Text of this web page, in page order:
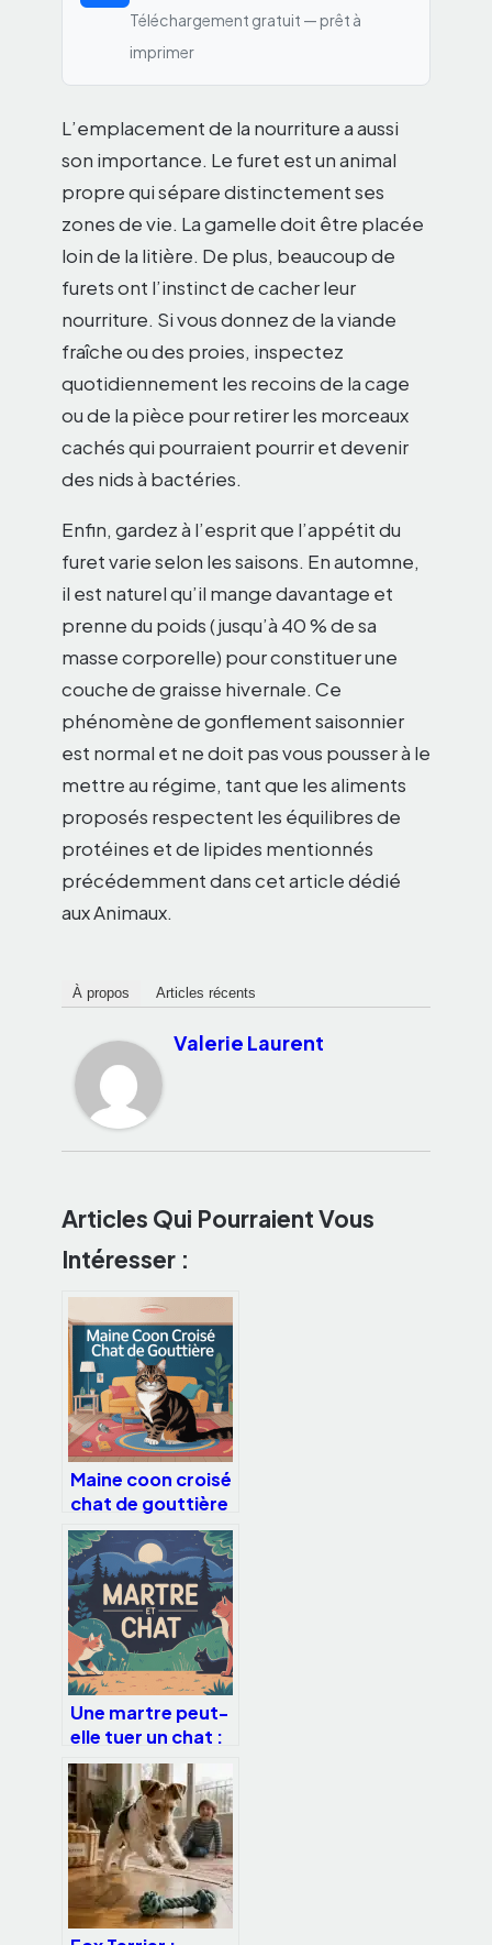
Téléchargement gratuit — prêt à
imprimer
L’emplacement de la nourriture a aussi
son importance. Le furet est un animal
propre qui sépare distinctement ses
zones de vie. La gamelle doit être placée
loin de la litière. De plus, beaucoup de
furets ont l’instinct de cacher leur
nourriture. Si vous donnez de la viande
fraîche ou des proies, inspectez
quotidiennement les recoins de la cage
ou de la pièce pour retirer les morceaux
cachés qui pourraient pourrir et devenir
des nids à bactéries.
Enfin, gardez à l’esprit que l’appétit du
furet varie selon les saisons. En automne,
il est naturel qu’il mange davantage et
prenne du poids (jusqu’à 40 % de sa
masse corporelle) pour constituer une
couche de graisse hivernale. Ce
phénomène de gonflement saisonnier
est normal et ne doit pas vous pousser à le
mettre au régime, tant que les aliments
proposés respectent les équilibres de
protéines et de lipides mentionnés
précédemment dans cet article dédié
aux Animaux.
À propos Articles récents
Valerie Laurent
Articles Qui Pourraient Vous
Intéresser :
Maine coon croisé
chat de gouttière
: comportement,
taille, santé, tout
comprendre
Une martre peut-
elle tuer un chat :
risques réels et
protections